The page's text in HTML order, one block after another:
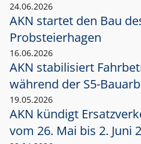
24.06.2026
AKN startet den Bau
Probsteierhagen
16.06.2026
AKN stabilisiert
während der S5-
19.05.2026
AKN kündigt
vom 26. Mai bis 2. Juni